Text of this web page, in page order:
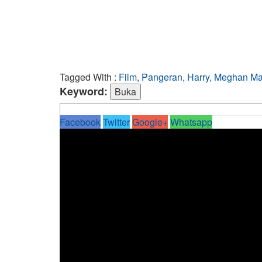
Tagged With : Film, Pangeran, Harry, Meghan
Keyword:
FacebookTwitterGoogle+Whatsapp